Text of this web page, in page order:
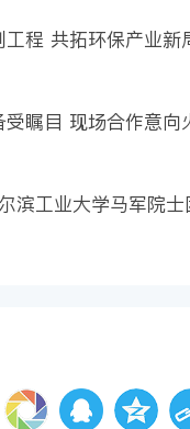
工程 共拓环保产业
万美元意向合作协议
受瞩目 现场合作意
上海环博会
滨工业大学马军院
是污染？追踪膜源微
0512-